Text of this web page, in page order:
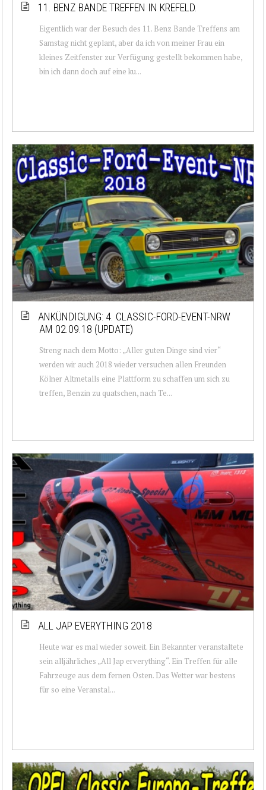
11. BENZ BANDE TREFFEN IN KREFELD.
Eigentlich war der Besuch des 11. Benz Bande Treffens am
Samstag nicht geplant, aber da ich von meiner Frau ein
kleines Zeitfenster zur Verfügung gestellt bekommen habe,
bin ich dann doch auf eine ku...
ANKÜNDIGUNG: 4. CLASSIC-FORD-EVENT-NRW
AM 02.09.18 (UPDATE)
Streng nach dem Motto: „Aller guten Dinge sind vier“
werden wir auch 2018 wieder versuchen allen Freunden
Kölner Altmetalls eine Plattform zu schaffen um sich zu
treffen, Benzin zu quatschen, nach Te...
ALL JAP EVERYTHING 2018
Heute war es mal wieder soweit. Ein Bekannter veranstaltete
sein alljährliches „All Jap erverything“. Ein Treffen für alle
Fahrzeuge aus dem fernen Osten. Das Wetter war bestens
für so eine Veranstal...